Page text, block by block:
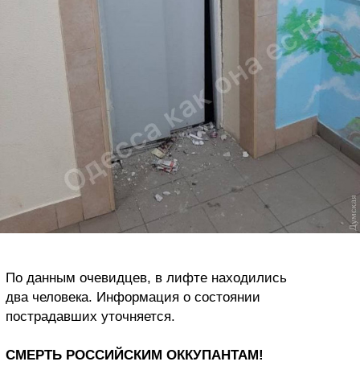
По данным очевидцев, в лифте находились
два человека. Информация о состоянии
пострадавших уточняется.
СМЕРТЬ РОССИЙСКИМ ОККУПАНТАМ!